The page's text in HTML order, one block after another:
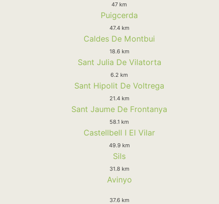
47 km
Puigcerda
47.4 km
Caldes De Montbui
18.6 km
Sant Julia De Vilatorta
6.2 km
Sant Hipolit De Voltrega
21.4 km
Sant Jaume De Frontanya
58.1 km
Castellbell I El Vilar
49.9 km
Sils
31.8 km
Avinyo
37.6 km